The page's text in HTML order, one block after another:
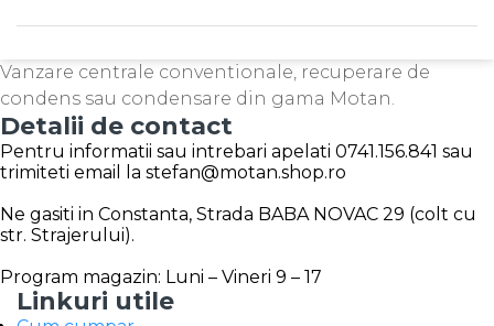
Vanzare centrale conventionale, recuperare de
condens sau condensare din gama Motan.
Detalii de contact
Pentru informatii sau intrebari apelati 0741.156.841 sau
trimiteti email la stefan@motan.shop.ro
Ne gasiti in Constanta, Strada BABA NOVAC 29 (colt cu
str. Strajerului).
Program magazin: Luni – Vineri 9 – 17
Linkuri utile